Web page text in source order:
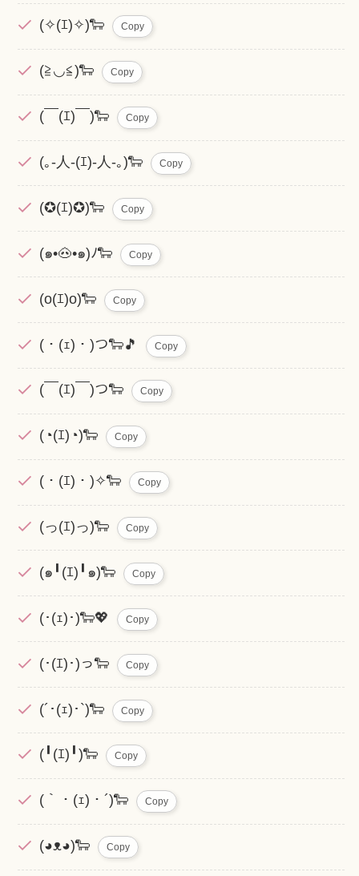
(✧(ｴ)✧)🐑 Copy
(≧◡≦)🐑 Copy
(￣(ｴ)￣)🐑 Copy
(｡-人-(ｴ)-人-｡)🐑 Copy
(✪(ｴ)✪)🐑 Copy
(๑•🐽•๑)ﾉ🐑 Copy
(o(ｴ)o)🐑 Copy
(・(ｪ)・)つ🐑🎵 Copy
(￣(ｴ)￣)つ🐑 Copy
(◔(ｴ)◔)🐑 Copy
(・(ｴ)・)✧🐑 Copy
(っ(ｴ)っ)🐑 Copy
(๑╹(ｴ)╹๑)🐑 Copy
(･(ｪ)･)🐑💖 Copy
(･(ｴ)･)っ🐑 Copy
(´･(ｪ)･`)🐑 Copy
(╹(ｴ)╹)🐑 Copy
(｀・(ｪ)・´)🐑 Copy
(◕ᴥ◕)🐑 Copy